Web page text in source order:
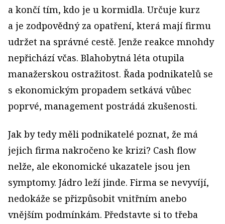
a končí tím, kdo je u kormidla. Určuje kurz
a je zodpovědný za opatření, která mají firmu
udržet na správné cestě. Jenže reakce mnohdy
nepřichází včas. Blahobytná léta otupila
manažerskou ostražitost. Řada podnikatelů se
s ekonomickým propadem setkává vůbec
poprvé, management postrádá zkušenosti.
Jak by tedy měli podnikatelé poznat, že má
jejich firma nakročeno ke krizi? Cash flow
nelže, ale ekonomické ukazatele jsou jen
symptomy. Jádro leží jinde. Firma se nevyvíjí,
nedokáže se přizpůsobit vnitřním anebo
vnějším podmínkám. Představte si to třeba